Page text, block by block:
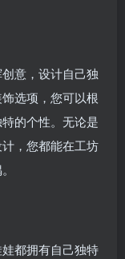
意，设计自己独
选项，您可以根
的个性。无论是
，您都能在工坊
都拥有自己独特